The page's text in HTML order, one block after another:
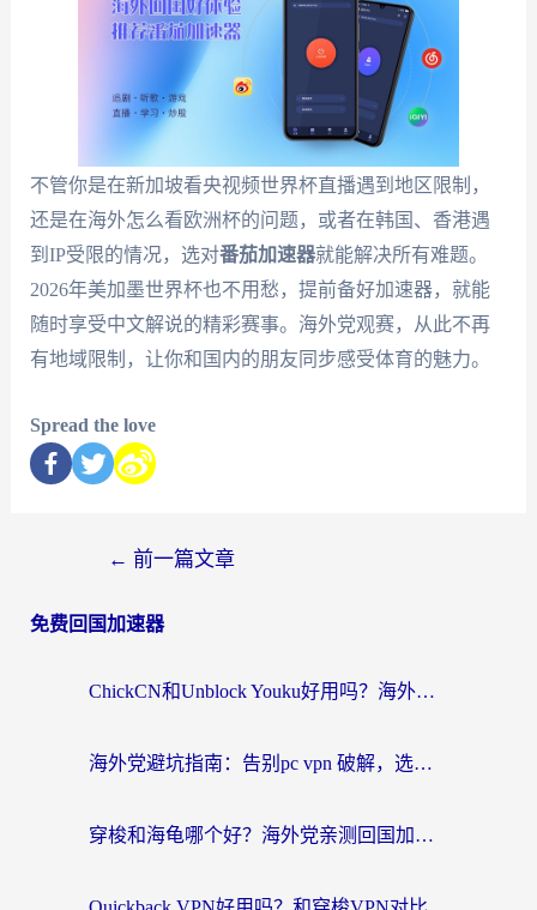
不管你是在新加坡看央视频世界杯直播遇到地区限制，
还是在海外怎么看欧洲杯的问题，或者在韩国、香港遇
到IP受限的情况，选对番茄加速器就能解决所有难题。
2026年美加墨世界杯也不用愁，提前备好加速器，就能
随时享受中文解说的精彩赛事。海外党观赛，从此不再
有地域限制，让你和国内的朋友同步感受体育的魅力。
Spread the love
← 前一篇文章
免费回国加速器
ChickCN和Unblock Youku好用吗？海外党亲测3款回国加速器，附iOS免费选择指南
海外党避坑指南：告别pc vpn 破解，选对回国加速器轻松访问国内资源
穿梭和海龟哪个好？海外党亲测回国加速器，附电脑免费VPN推荐